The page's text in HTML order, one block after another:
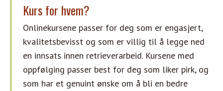
Kurs for hvem?
Onlinekursene passer for deg som er engasjert,
kvalitetsbevisst og som er villig til å legge ned
en innsats innen retrieverarbeid. Kursene med
oppfølging passer best for deg som liker pirk, og
som har et genuint ønske om å bli en bedre